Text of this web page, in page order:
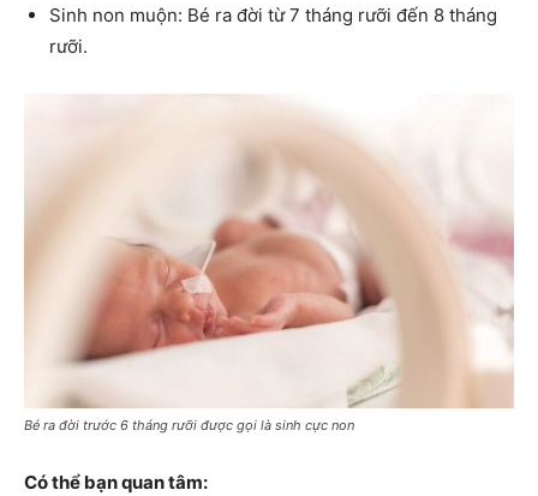
Sinh non muộn: Bé ra đời từ 7 tháng rưỡi đến 8 tháng
rưỡi.
Bé ra đời trước 6 tháng rưỡi được gọi là sinh cực non
Có thể bạn quan tâm: